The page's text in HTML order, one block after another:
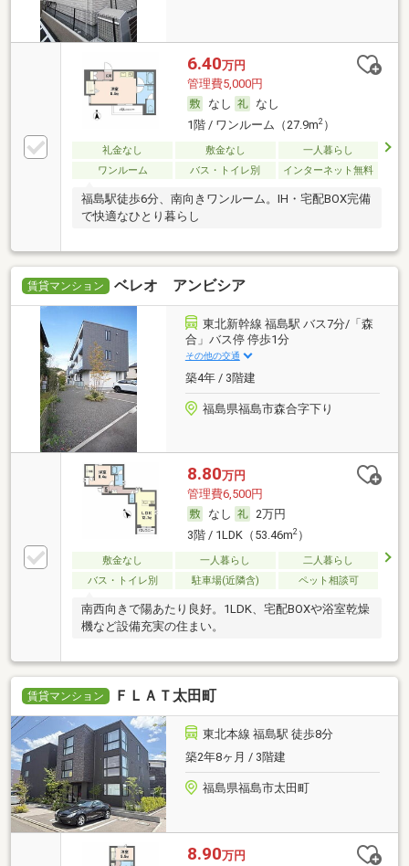
6.40万円
管理費5,000円
なし
なし
1階 / ワンルーム（27.9m2）
礼金なし 敷金なし
一人暮らし
ワンルーム
バス・トイレ別 インターネット無料
福島駅徒歩6分、南向きワンルーム。IH・宅配BOX完備
で快適なひとり暮らし
賃貸マンション ベレオ アンビシア
東北新幹線 福島駅 バス7分/「森
合」バス停 停歩1分
その他の交通
築4年 / 3階建
福島県福島市森合字下り
8.80万円
管理費6,500円
なし
2万円
3階 / 1LDK（53.46m2）
敷金なし 一人暮らし
二人暮らし
バス・トイレ別
駐車場(近隣含) ペット相談可
南西向きで陽あたり良好。1LDK、宅配BOXや浴室乾燥
機など設備充実の住まい。
賃貸マンション ＦＬＡＴ太田町
東北本線 福島駅 徒歩8分
築2年8ヶ月 / 3階建
福島県福島市太田町
8.90万円